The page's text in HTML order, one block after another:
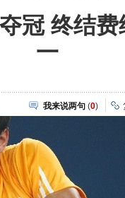
冠 终结
一
我来说两句 (0)